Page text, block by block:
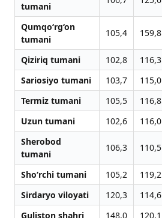
tumani
Qumqo‘rg‘on
tumani
105,4 159,8
Qiziriq tumani 102,8 116,3
Sariosiyo tumani
103,7 115,0
Termiz tumani
105,5 116,8
Uzun tumani
102,6 116,0
Sherobod
tumani
106,3 110,5
Sho‘rchi tumani 105,2 119,2
Sirdaryo viloyati
120,3 114,6
Guliston shahri
148,0 120,1